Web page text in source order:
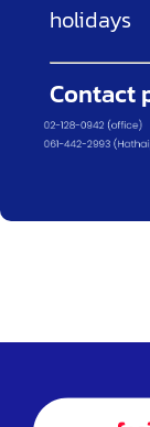
holidays
Contact